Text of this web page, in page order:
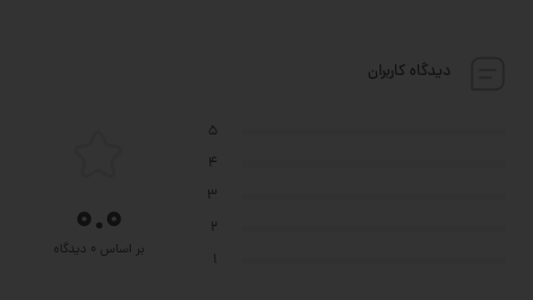
دیدگاه کاربران
5
4
3
2
1
0.0
بر اساس 0 دیدگاه